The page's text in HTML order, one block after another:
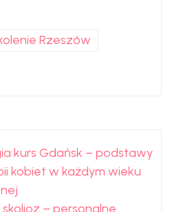
Rzeszów
kurs Gdańsk – podstawy
kobiet w każdym wieku
– personalne